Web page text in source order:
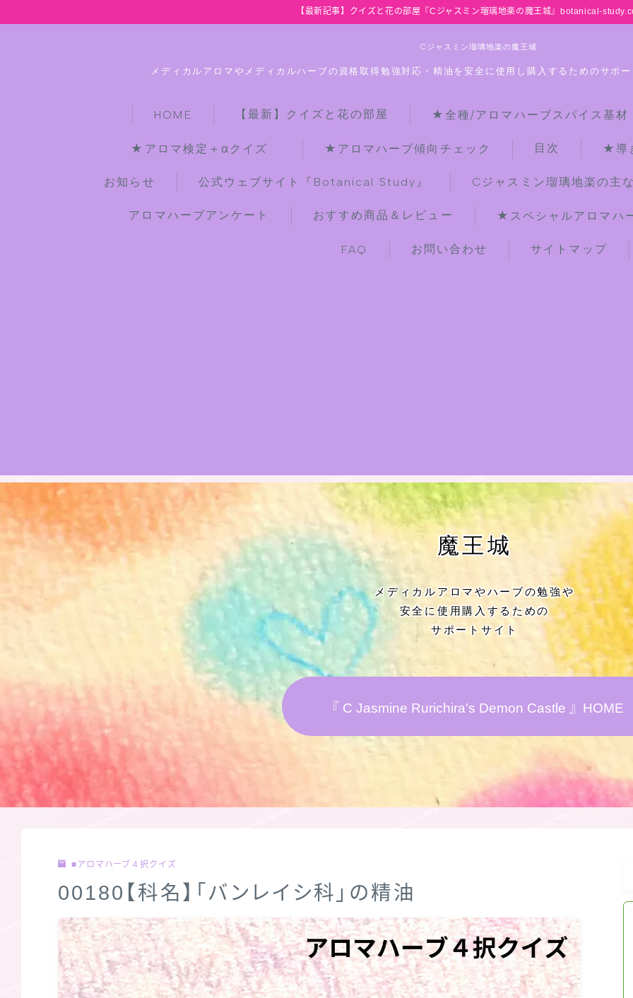
【最新記事】クイズと花の部屋『Cジャスミン瑠璃地楽の魔王城』botanical-
Cジャスミン瑠璃地楽の魔王城
メディカルアロマやメディカルハーブの資格取得勉強対応・精油を安全に使用し購入するためのサポ
HOME 【最新】クイズと花の部屋 ★全種/アロマハーブスパイス基
★アロマ検定＋αクイズ ★アロマハーブ傾向チェック 目次 ★導
お知らせ 公式ウェブサイト『Botanical Study』 Cジャスミン瑠璃地楽の主
アロマハーブアンケート おすすめ商品＆レビュー ★スペシャルアロマハ
FAQ お問い合わせ サイトマップ
【最新】クイズと花の部屋
★全種/アロマハーブスパイス基材 プ
お知らせ
公式ウェブサイト『Botanical Study』
Cジャスミン瑠璃地楽の主な活動先リン
ク集
プロフィール
アロマハーブアンケート
おすすめ商品＆レビュー
★スペシャルアロマハーブ４択クイズ
FAQ
サイトマップ
魔王城
メディカルアロマやハーブの勉強や
安全に使用購入するための
サポートサイト
『 C Jasmine Rurichira's Demon Castle 』HOME
■アロマハーブ４択クイズ
00180【科名】「バンレイシ科」の精油